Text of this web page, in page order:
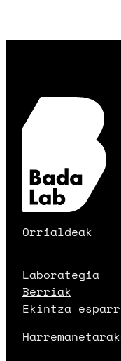
Orrialdeak
Laborategia
Berriak
Ekintza